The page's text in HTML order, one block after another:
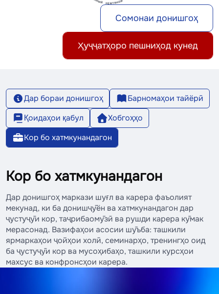
Сомонаи донишгоҳ
Ҳуҷҷатҳоро пешниҳод кунед
Дар бораи донишгоҳ
Барномаҳои тайёрӣ
Қоидаҳои қабул
Хобгоҳҳо
Кор бо хатмкунандагон
Кор бо хатмкунандагон
Дар донишгоҳ маркази шуғл ва карера фаъолият
мекунад, ки ба донишҷӯён ва хатмкунандагон дар
ҷустуҷӯи кор, таҷрибаомӯзӣ ва рушди карера кӯмак
мерасонад. Вазифаҳои асосии шӯъба: ташкили
ярмаркаҳои ҷойҳои холӣ, семинарҳо, тренингҳо оид
ба ҷустуҷӯи кор ва мусоҳибаҳо, ташкили курсҳои
махсус ва конфронсҳои карера.